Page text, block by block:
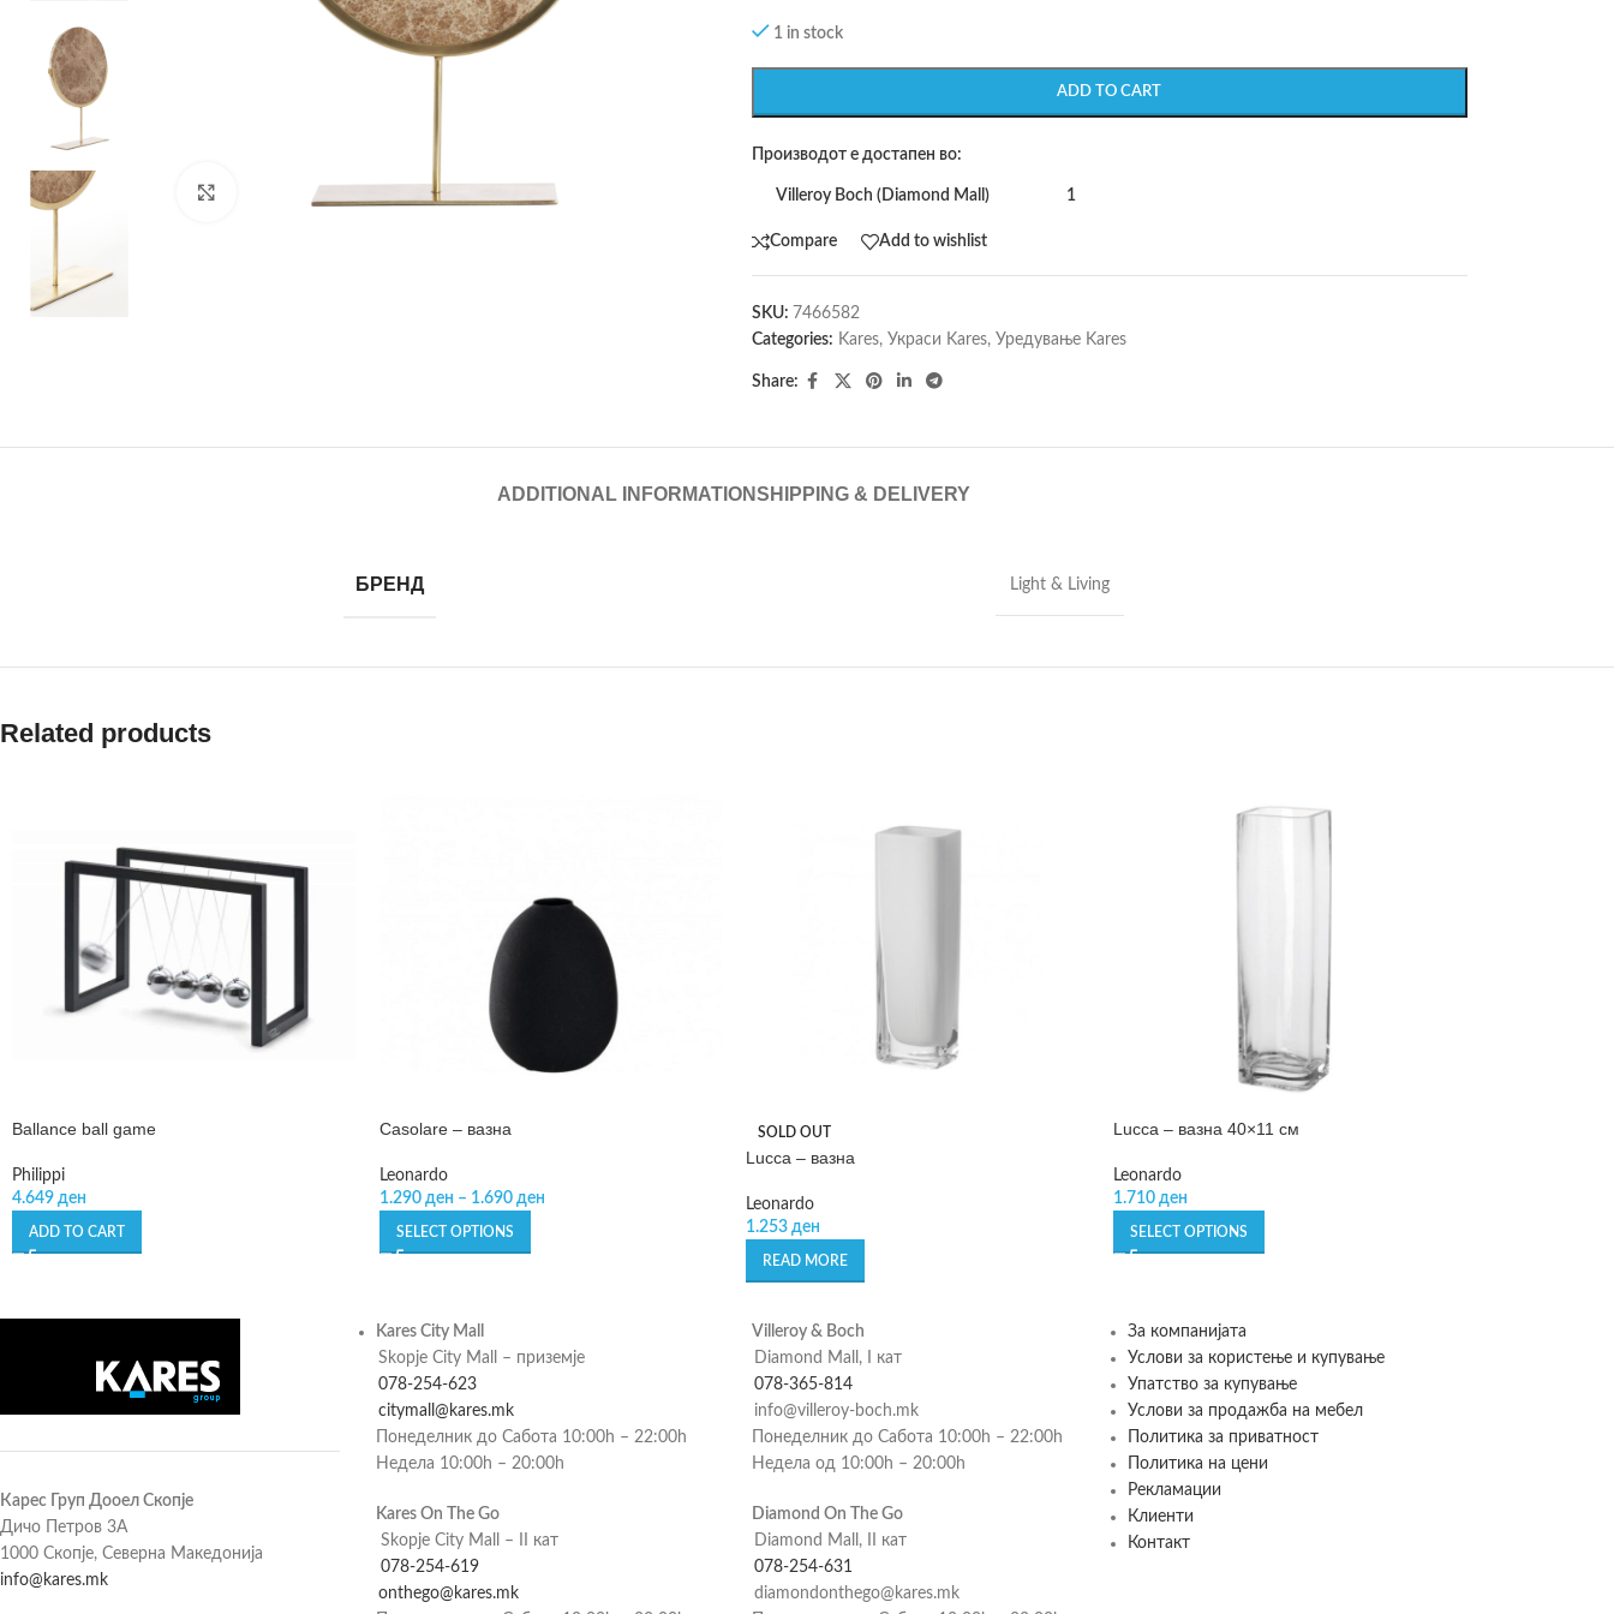
Click to enlarge
1 in stock
ADD TO CART
Производот е достапен во:
Villeroy Boch (Diamond Mall) 1
Compare Add to wishlist
SKU: 7466582
Categories: Kares, Украси Kares, Уредување Kares
Share:
ADDITIONAL INFORMATIONSHIPPING & DELIVERY
БРЕНД Light & Living
Related products
Ballance ball game
Philippi
4.649 ден
ADD TO CART
Casolare – вазна
Leonardo
1.290 ден – 1.690 ден
SELECT OPTIONS
SOLD OUT
Lucca – вазна
Leonardo
1.253 ден
READ MORE
Lucca – вазна 40×11 см
Leonardo
1.710 ден
SELECT OPTIONS
Карес Груп Дооел Скопје
Дичо Петров 3А
1000 Скопје, Северна Македонија
info@kares.mk
Kares City Mall
Skopje City Mall – приземје
078-254-623
citymall@kares.mk
Понеделник до Сабота 10:00h – 22:00h
Недела 10:00h – 20:00h
Kares On The Go
Skopje City Mall – II кат
078-254-619
onthego@kares.mk
Villeroy & Boch
Diamond Mall, I кат
078-365-814
info@villeroy-boch.mk
Понеделник до Сабота 10:00h – 22:00h
Недела од 10:00h – 20:00h
Diamond On The Go
Diamond Mall, II кат
078-254-631
diamondonthego@kares.mk
За компанијата
Услови за користење и купување
Упатство за купување
Услови за продажба на мебел
Политика за приватност
Политика на цени
Рекламации
Клиенти
Контакт